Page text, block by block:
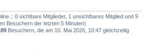
:: 0 sichtbare Mitglieder, 1 unsichtbares Mitglied und 9
Besuchern der letzten 5 Minuten)
Besuchern, die am 10. Mai 2026, 10:47 gleichzeitig